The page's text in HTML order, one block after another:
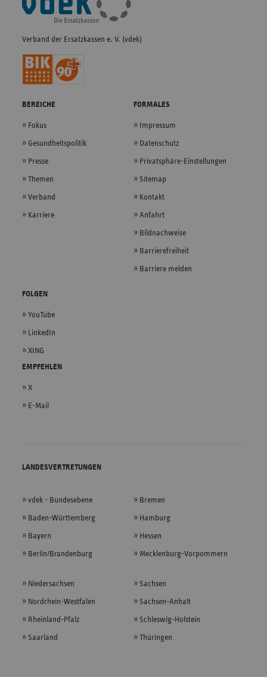
Navigation
Verband der Ersatzkassen e. V. (vdek)
BEREICHE
Fokus
Gesundheitspolitik
Presse
Themen
Verband
Karriere
FORMALES
Impressum
Datenschutz
Privatsphäre-Einstellungen
Sitemap
Kontakt
Anfahrt
Bildnachweise
Barrierefreiheit
Barriere melden
FOLGEN
YouTube
LinkedIn
XING
EMPFEHLEN
X
E-Mail
LANDESVERTRETUNGEN
vdek - Bundesebene
Baden-Württemberg
Bayern
Berlin/Brandenburg
Bremen
Hamburg
Hessen
Mecklenburg-Vorpommern
Niedersachsen
Nordrhein-Westfalen
Rheinland-Pfalz
Saarland
Sachsen
Sachsen-Anhalt
Schleswig-Holstein
Thüringen